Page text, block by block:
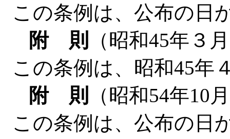
この条例は、公布の日
附 則
（昭和45年３
この条例は、昭和45年
附 則
（昭和54年10
この条例は、公布の日